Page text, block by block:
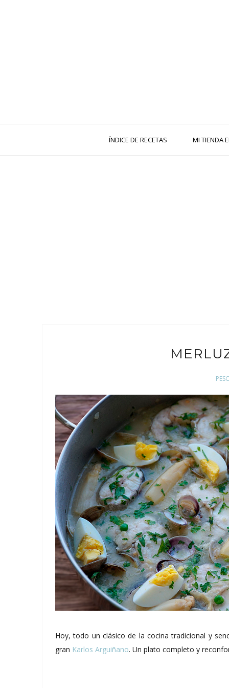
ÍNDICE DE RECETAS MI TIENDA
Hoy, todo un clásico de la cocina tradicional y
gran Karlos Arguiñano. Un plato completo y